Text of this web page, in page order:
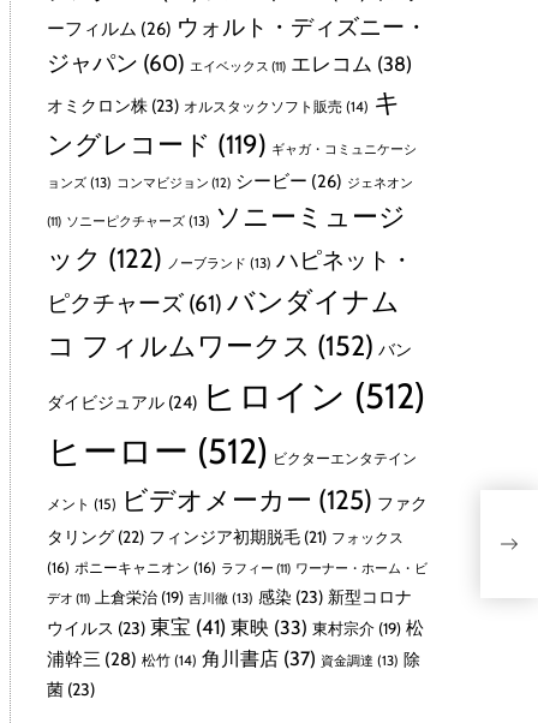
ーフィルム (26) ウォルト・ディズニー・
ジャパン (60) エイベックス (11) エレコム (38)
オミクロン株 (23) オルスタックソフト販売 (14) キ
ングレコード (119) ギャガ・コミュニケーシ
ョンズ (13) コンマビジョン (12) シービー (26) ジェネオン
(11) ソニーピクチャーズ (13) ソニーミュージ
ック (122) ノーブランド (13) ハピネット・
ピクチャーズ (61) バンダイナム
コ フィルムワークス (152) バン
ダイビジュアル (24) ヒロイン (512)
ヒーロー (512) ビクターエンタテイン
メント (15) ビデオメーカー (125) ファク
タリング (22) フィンジア初期脱毛 (21) フォックス
(16) ポニーキャニオン (16) ラフィー (11) ワーナー・ホーム・ビ
デオ (11) 上倉栄治 (19) 吉川徹 (13) 感染 (23) 新型コロナ
ウイルス (23) 東宝 (41) 東映 (33) 東村宗介 (19) 松
浦幹三 (28) 松竹 (14) 角川書店 (37) 資金調達 (13) 除
菌 (23)
ー